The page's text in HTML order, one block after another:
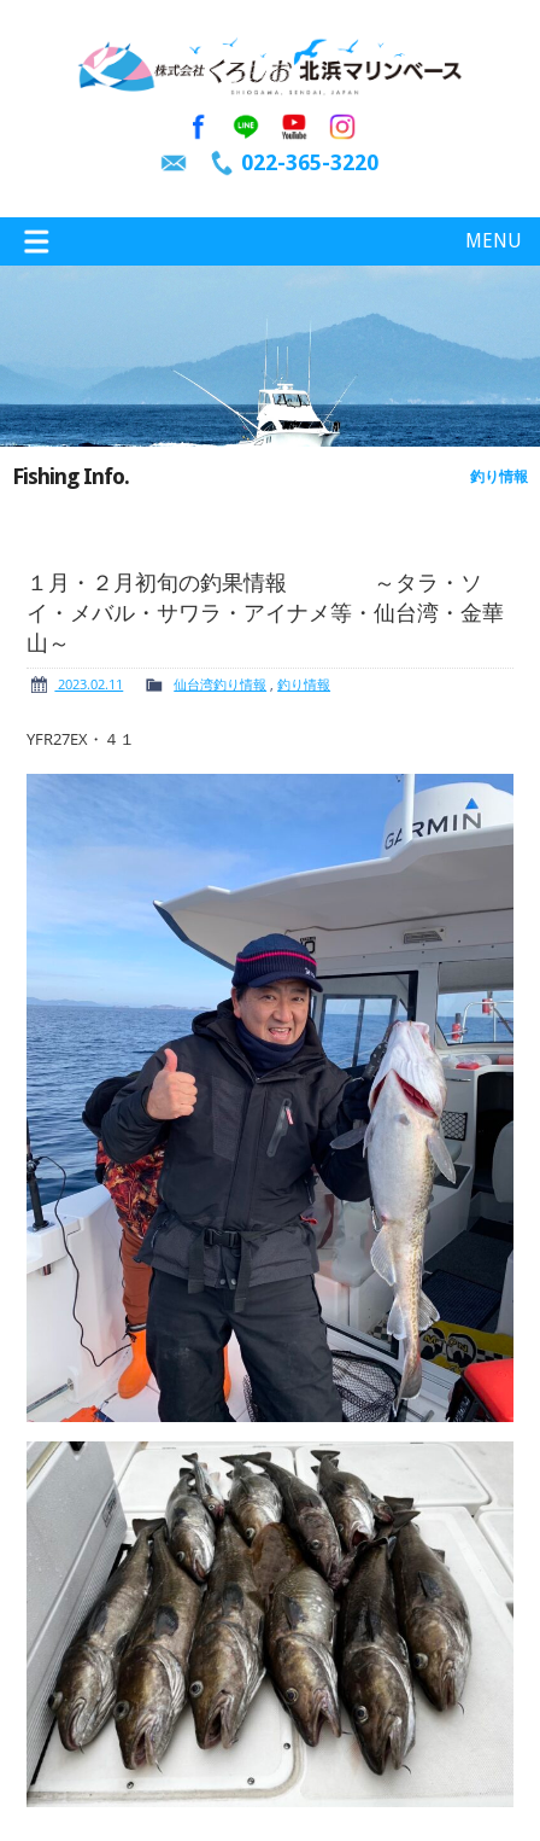
022-365-3220
MENU
特選情報
イベント情報
新艇・展示艇情報 中古艇情報
求人情報 会社概要
Fishing Info. 釣り情報
１月・２月初旬の釣果情報 ～タラ・ソ
イ・メバル・サワラ・アイナメ等・仙台湾・金華
山～
2023.02.11 仙台湾釣り情報 ,釣り情報
YFR27EX・４１